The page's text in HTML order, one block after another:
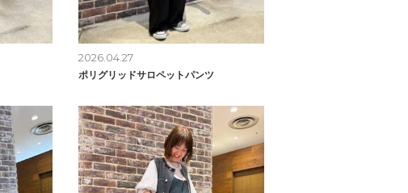
2026.04.27
ポリグリッドサロペットパンツ